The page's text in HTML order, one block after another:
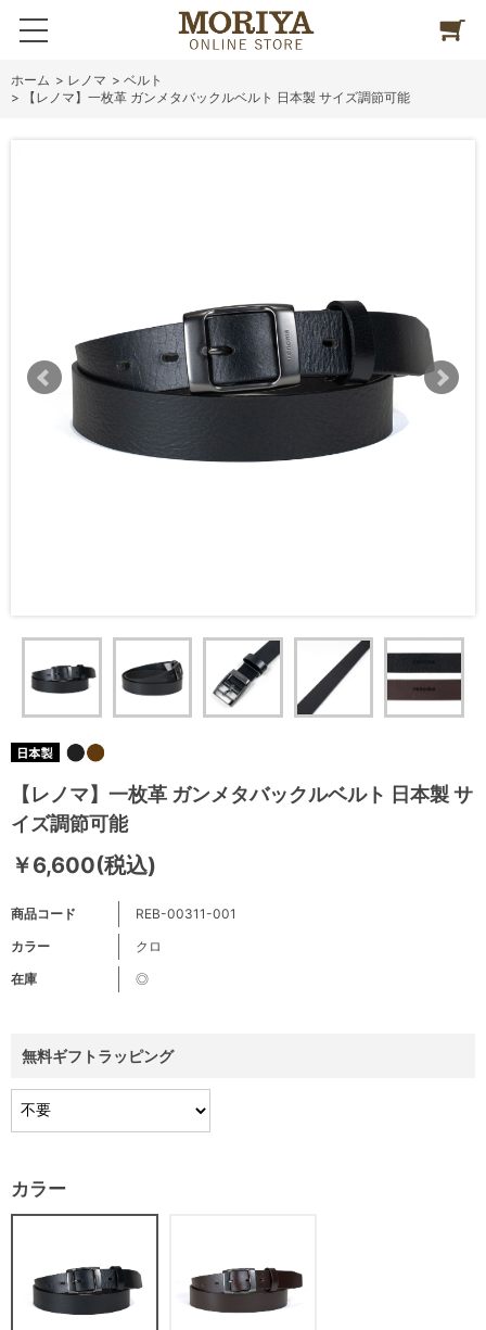
ホーム > レノマ > ベルト
>
【レノマ】一枚革 ガンメタバックルベルト 日本製 サイズ調節可能
【レノマ】一枚革 ガンメタバックルベルト 日本製 サ
イズ調節可能
￥6,600(税込)
商品コード
REB-00311-001
カラー
クロ
在庫
◎
無料ギフトラッピング
カラー